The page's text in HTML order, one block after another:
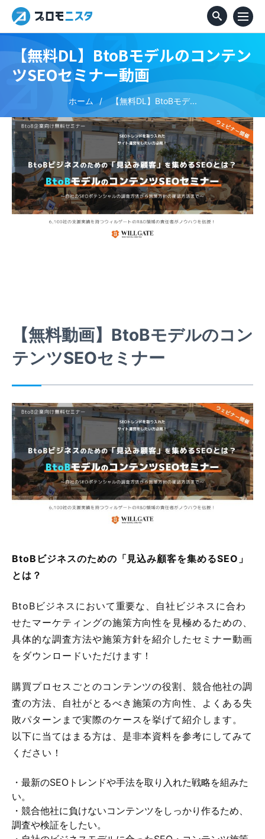
【無料DL】BtoBモデルのコンテン
ツSEOセミナー動画
ホーム 【無料DL】BtoBモデ...
【無料動画】BtoBモデルのコン
テンツSEOセミナー
BtoBビジネスのための「見込み顧客を集めるSEO」
とは？
BtoBビジネスにおいて重要な、自社ビジネスに合わ
せたマーケティングの施策方向性を見極めるための、
具体的な調査方法や施策方針を紹介したセミナー動画
をダウンロードいただけます！
購買プロセスごとのコンテンツの役割、競合他社の調
査の方法、自社がとるべき施策の方向性、よくある失
敗パターンまで実際のケースを挙げて紹介します。
以下に当てはまる方は、是非本資料を参考にしてみて
ください！
・最新のSEOトレンドや手法を取り入れた戦略を組みた
い。
・競合他社に負けないコンテンツをしっかり作るため、
調査や検証をしたい。